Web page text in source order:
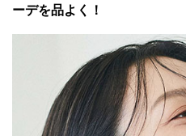
ーデを品よく！